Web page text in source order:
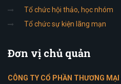
Tổ chức hội thảo, học nhóm
Tổ chức sự kiện lãng mạn
Đơn vị chủ quản
CÔNG TY CỔ PHẦN THƯƠNG